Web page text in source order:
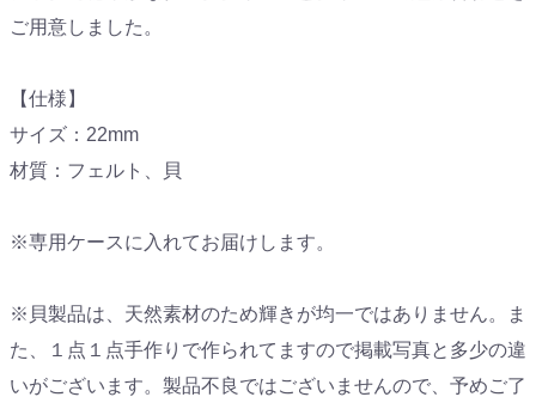
ご用意しました。
【仕様】
サイズ：22mm
材質：フェルト、貝
※専用ケースに入れてお届けします。
※貝製品は、天然素材のため輝きが均一ではありません。ま
た、１点１点手作りで作られてますので掲載写真と多少の違
いがございます。製品不良ではございませんので、予めご了